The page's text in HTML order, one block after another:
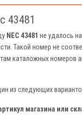
43481
NEC 43481 не удалось
Такой номер не
каталожных номеров
из следующих
магазина или